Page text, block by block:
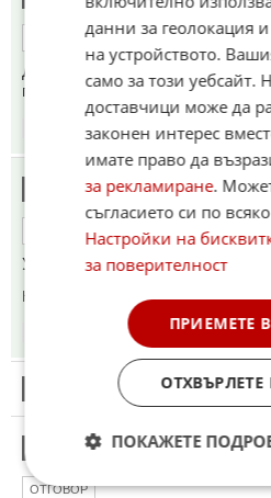
ОТГОВОР
Да тоя искам да му изсипя едно
право във устенцето
18.05.2026
А то пък
ОТГОВОР
Украйна що няма петрол.😂😂😂
Коментиран от #21,#39
18.05.2026
Този коментар е премахнат от
Факти
ОТГОВОР
данни за геолокация
на устройството.
само за този уебсайт.
доставчици може да
законен интерес
имате право да
за рекламиране.
съгласието си по
Настройки на
за поверителност
ПРИЕМЕТЕ
ПОКАЖЕТЕ